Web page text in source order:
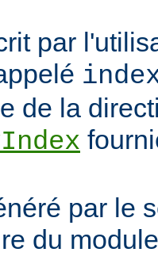
par
de la
par le
du